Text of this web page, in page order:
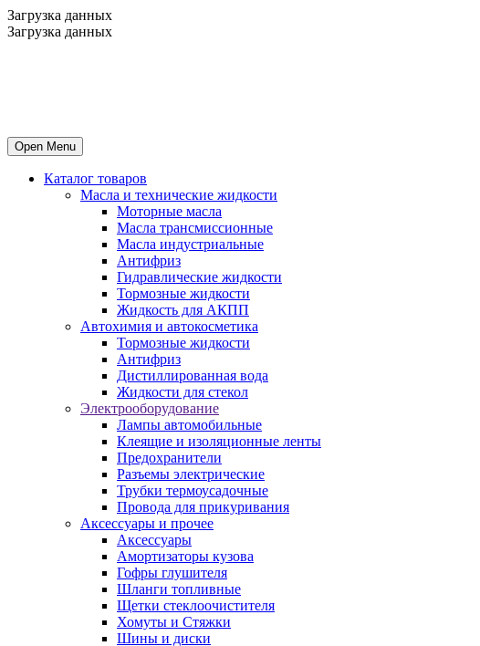
Загрузка данных
Загрузка данных
Open Menu
Каталог товаров
Масла и технические жидкости
Mоторные масла
Масла трансмиссионные
Масла индустриальные
Антифриз
Гидравлические жидкости
Тормозные жидкости
Жидкость для АКПП
Автохимия и автокосметика
Тормозные жидкости
Антифриз
Дистиллированная вода
Жидкости для стекол
Электрооборудование
Лампы автомобильные
Клеящие и изоляционные ленты
Предохранители
Разъемы электрические
Трубки термоусадочные
Провода для прикуривания
Аксессуары и прочее
Аксессуары
Амортизаторы кузова
Гофры глушителя
Шланги топливные
Щетки стеклоочистителя
Хомуты и Стяжки
Шины и диски